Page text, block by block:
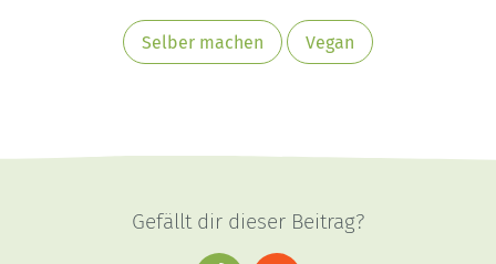
Selber machen Vegan
Gefällt dir dieser Beitrag?